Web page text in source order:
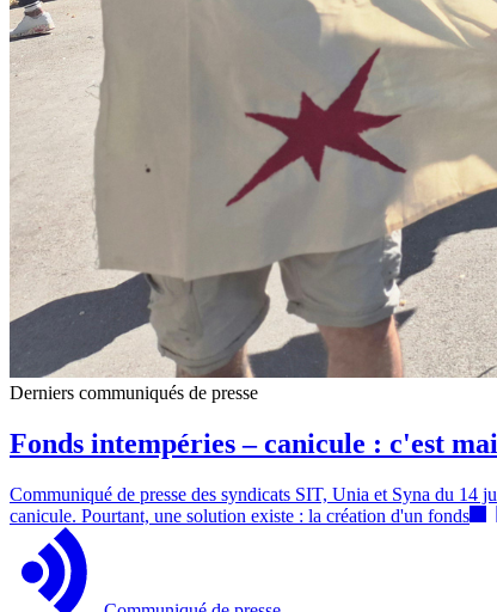
Derniers communiqués de presse
Fonds intempéries – canicule : c'est
Communiqué de presse des syndicats SIT, Unia et Syna du 14
canicule. Pourtant, une solution existe : la création d'un fonds